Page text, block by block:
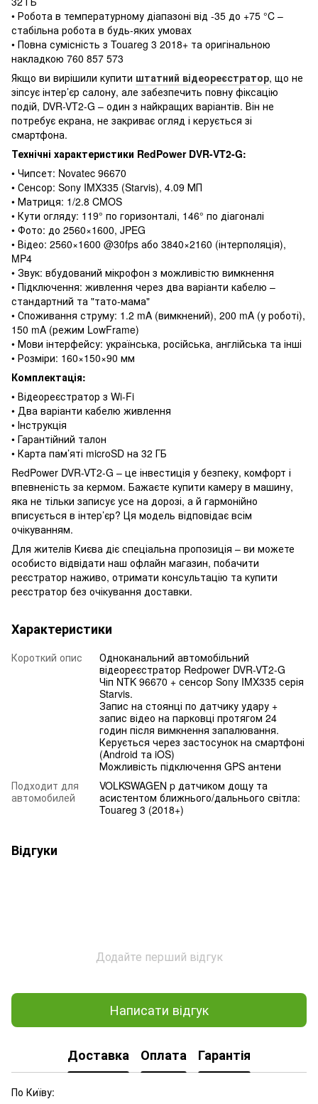
• Робота в температурному діапазоні від -35 до +75 °C –
стабільна робота в будь-яких умовах
• Повна сумісність з Touareg 3 2018+ та оригінальною
накладкою 760 857 573
Якщо ви вирішили купити штатний відеореєстратор, що не
зіпсує інтер’єр салону, але забезпечить повну фіксацію
подій, DVR-VT2-G – один з найкращих варіантів. Він не
потребує екрана, не закриває огляд і керується зі
смартфона.
Технічні характеристики RedPower DVR-VT2-G:
• Чипсет: Novatec 96670
• Сенсор: Sony IMX335 (Starvis), 4.09 МП
• Матриця: 1/2.8 CMOS
• Кути огляду: 119° по горизонталі, 146° по діагоналі
• Фото: до 2560×1600, JPEG
• Відео: 2560×1600 @30fps або 3840×2160 (інтерполяція),
MP4
• Звук: вбудований мікрофон з можливістю вимкнення
• Підключення: живлення через два варіанти кабелю –
стандартний та "тато-мама"
• Споживання струму: 1.2 mA (вимкнений), 200 mA (у роботі),
150 mA (режим LowFrame)
• Мови інтерфейсу: українська, російська, англійська та інші
• Розміри: 160×150×90 мм
Комплектація:
• Відеореєстратор з Wi-Fi
• Два варіанти кабелю живлення
• Інструкція
• Гарантійний талон
• Карта пам’яті microSD на 32 ГБ
RedPower DVR-VT2-G – це інвестиція у безпеку, комфорт і
впевненість за кермом. Бажаєте купити камеру в машину,
яка не тільки записує усе на дорозі, а й гармонійно
вписується в інтер’єр? Ця модель відповідає всім
очікуванням.
Для жителів Києва діє спеціальна пропозиція – ви можете
особисто відвідати наш офлайн магазин, побачити
реєстратор наживо, отримати консультацію та купити
реєстратор без очікування доставки.
Характеристики
Короткий опис
Одноканальний автомобільний
відеореєстратор Redpower DVR-VT2-G
Чіп NTK 96670 + сенсор Sony IMX335 серія
Starvis.
Запис на стоянці по датчику удару +
запис відео на парковці протягом 24
годин після вимкнення запалювання.
Керується через застосунок на смартфоні
(Android та iOS)
Можливість підключення GPS антени
Подходит для
автомобилей
VOLKSWAGEN p датчиком дощу та
асистентом ближнього/дальнього світла:
Touareg 3 (2018+)
Відгуки
Додайте перший відгук
Написати відгук
Доставка Оплата Гарантія
По Київу: